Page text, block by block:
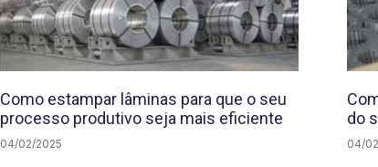
Como estampar lâminas para que o seu
processo produtivo seja mais eficiente
04/02/2025
do
04/